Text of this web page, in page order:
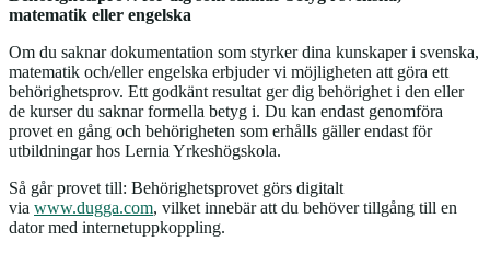
matematik eller engelska
Om du saknar dokumentation som styrker dina kunskaper i svenska,
matematik och/eller engelska erbjuder vi möjligheten att göra ett
behörighetsprov. Ett godkänt resultat ger dig behörighet i den eller
de kurser du saknar formella betyg i. Du kan endast genomföra
provet en gång och behörigheten som erhålls gäller endast för
utbildningar hos Lernia Yrkeshögskola.
Så går provet till: Behörighetsprovet görs digitalt
via www.dugga.com, vilket innebär att du behöver tillgång till en
dator med internetuppkoppling.